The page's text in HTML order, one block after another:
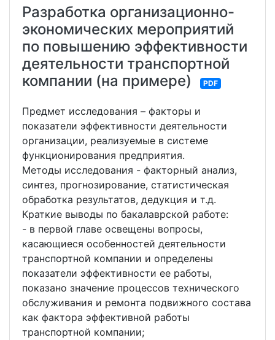
Разработка организационно-
экономических мероприятий
по повышению эффективности
деятельности транспортной
компании (на примере)
PDF
Предмет исследования – факторы и
показатели эффективности деятельности
организации, реализуемые в системе
функционирования предприятия.
Методы исследования - факторный анализ,
синтез, прогнозирование, статистическая
обработка результатов, дедукция и т.д.
Краткие выводы по бакалаврской работе:
- в первой главе освещены вопросы,
касающиеся особенностей деятельности
транспортной компании и определены
показатели эффективности ее работы,
показано значение процессов технического
обслуживания и ремонта подвижного состава
как фактора эффективной работы
транспортной компании;